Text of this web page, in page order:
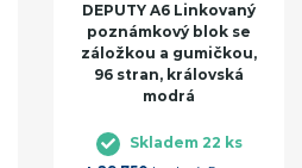
DEPUTY A6 Linkovaný
poznámkový blok se
záložkou a gumičkou,
96 stran, královská
modrá
Skladem 22 ks